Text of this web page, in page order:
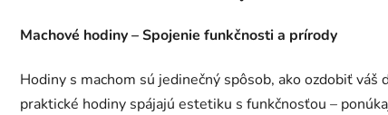
Machové hodiny – Spojenie funkčnosti a prírody
Hodiny s machom sú jedinečný spôsob, ako ozdobiť
praktické hodiny spájajú estetiku s funkčnosťou –